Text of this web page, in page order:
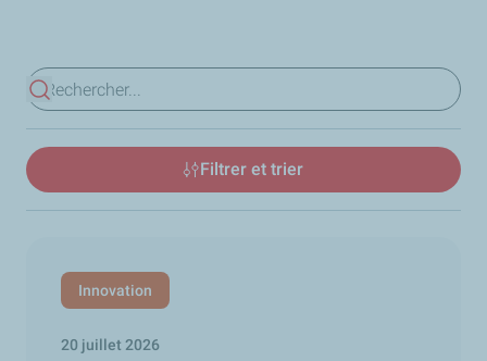
Voir les résultats
Filtrer et trier
Innovation
20 juillet 2026